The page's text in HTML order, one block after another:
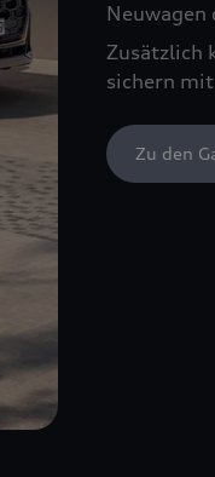
Neuwagen
Zusätzlich
sichern
Zu den